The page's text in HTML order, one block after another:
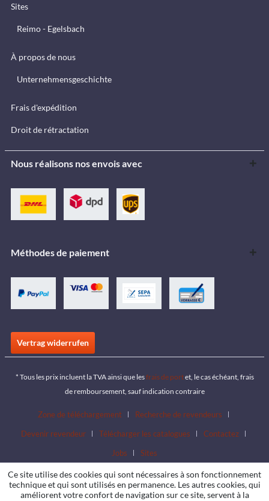
Sites
Reimo - Egelsbach
À propos de nous
Unternehmensgeschichte
Frais d'expédition
Droit de rétractation
Nous réalisons nos envois avec
Méthodes de paiement
Vertrag widerrufen
* Tous les prix incluent la TVA ainsi que lesfrais de portet, le cas échéant, frais
de remboursement, sauf indication contraire
Zone de téléchargement
Recherche de revendeurs
Devenir revendeur
Télécharger les catalogues
Contactez
Jobs
Sites
Ce site utilise des cookies qui sont nécessaires à son fonctionnement
technique et qui sont utilisés en permanence. Les autres cookies, qui
améliorent votre confort de navigation sur ce site, servent à la